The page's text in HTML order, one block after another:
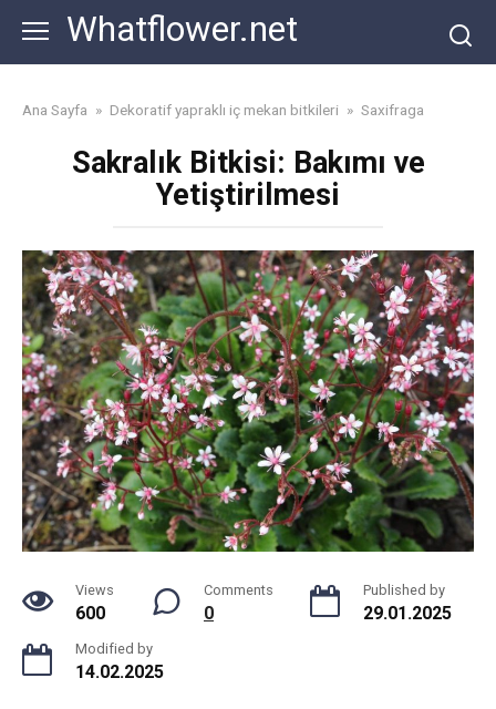
content
Whatflower.net
Ana Sayfa » Dekoratif yapraklı iç mekan bitkileri » Saxifraga
Sakralık Bitkisi: Bakımı ve
Yetiştirilmesi
Views
600
Comments
0
Published by
29.01.2025
Modified by
14.02.2025